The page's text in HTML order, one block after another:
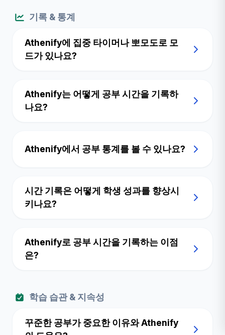
기록 & 통계
Athenify에 집중 타이머나 뽀모도로 모
드가 있나요?
Athenify는 어떻게 공부 시간을 기록하
나요?
Athenify에서 공부 통계를 볼 수 있나요?
시간 기록은 어떻게 학생 성과를 향상시
키나요?
Athenify로 공부 시간을 기록하는 이점
은?
학습 습관 & 지속성
꾸준한 공부가 중요한 이유와 Athenify